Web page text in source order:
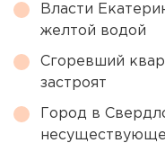
Власти
желтой водой
Сгоревший
застроят
Город в